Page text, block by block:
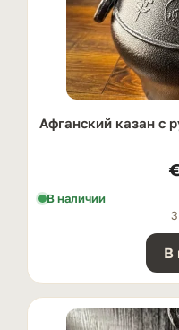
Афганский казан с
В наличии
В